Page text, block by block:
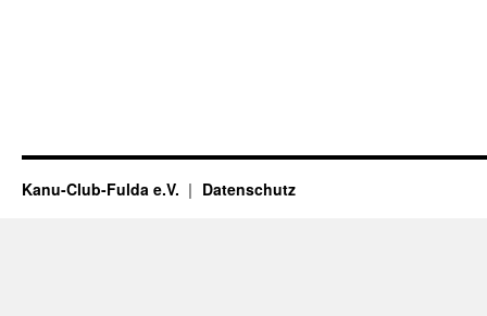
Kanu-Club-Fulda e.V. Datenschutz